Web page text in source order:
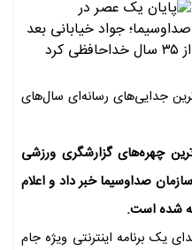
جدایی‌های رسانه‌ای سال‌های
چهره‌های گزارشگری ورزشی
صداوسیما خبر داد و اعلام
یک برنامه اینترنتی ویژه جام